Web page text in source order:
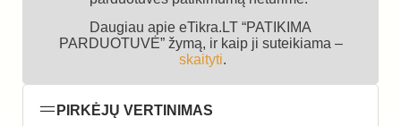
Daugiau apie eTikra.LT “PATIKIMA
PARDUOTUVĖ” žymą, ir kaip ji suteikiama –
skaityti.
PIRKĖJŲ VERTINIMAS